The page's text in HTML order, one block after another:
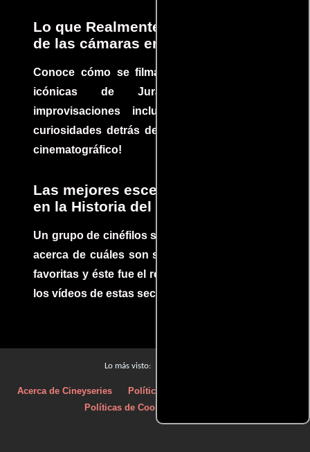
Lo que Realmente Sucedió detrás
de las cámaras en Jurassic Park
Conoce cómo se filmaron algunas escenas
icónicas de Jurassic Park, con
improvisaciones incluidas. ¡Descubre las
curiosidades detrás del rodaje de un clásico
cinematográfico!
Las mejores escenas de acción
en la Historia del cine
Un grupo de cinéfilos se juntaron para debatir
acerca de cuáles son sus escenas de acción
favoritas y éste fue el resultado. No te pierdas
los vídeos de estas secuencias inolvidables.
Lo más visto:
Acerca de Cineyseries Políticas de privacidad
Políticas de Cookies